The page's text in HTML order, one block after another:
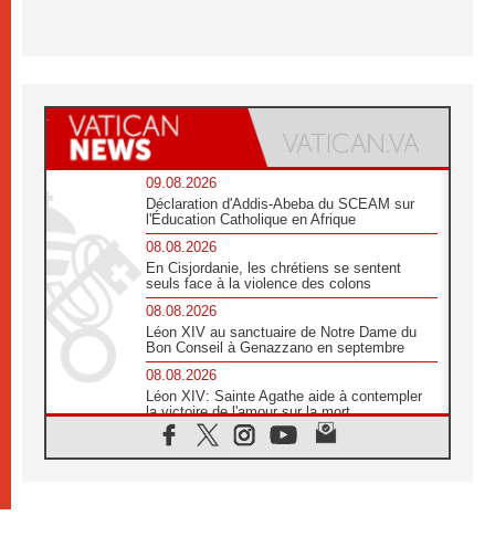
09.08.2026
Déclaration d'Addis-Abeba du SCEAM sur
l'Éducation Catholique en Afrique
08.08.2026
En Cisjordanie, les chrétiens se sentent
seuls face à la violence des colons
08.08.2026
Léon XIV au sanctuaire de Notre Dame du
Bon Conseil à Genazzano en septembre
08.08.2026
Léon XIV: Sainte Agathe aide à contempler
la victoire de l'amour sur la mort
08.08.2026
«Relancer l'empathie», le projet Triennal d'art